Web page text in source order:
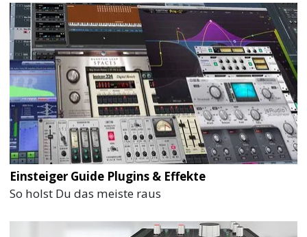
Einsteiger Guide Plugins & Effekte
So holst Du das meiste raus